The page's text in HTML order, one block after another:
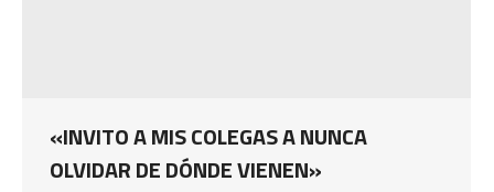
«INVITO A MIS COLEGAS A NUNCA
OLVIDAR DE DÓNDE VIENEN»